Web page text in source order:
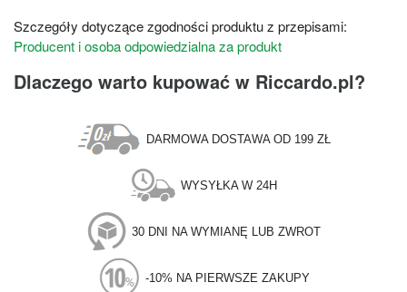
Szczegóły dotyczące zgodności produktu z przepisami:
Producent i osoba odpowiedzialna za produkt
Dlaczego warto kupować w Riccardo.pl?
DARMOWA DOSTAWA OD 199 ZŁ
WYSYŁKA W 24H
30 DNI NA WYMIANĘ LUB ZWROT
-10% NA PIERWSZE ZAKUPY